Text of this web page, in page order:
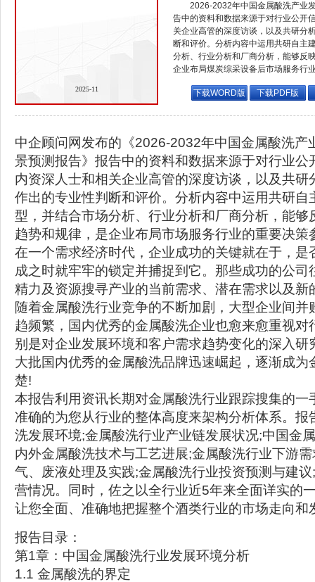
2025-11
2026-2032年中国金属酸洗产业
告中的资料和数据来源于对行业公开
关企业高管的深度访谈，以及共研分
断和评价。分析内容中运用共研自主
分析、行业分析和厂商分析，能够反
企业布局煤炭综采设备后市场服务行
下载WORD版 下载PDF版
中企顾问网发布的《2026-2032年中国金属酸洗产
景预测报告》报告中的资料和数据来源于对行业公
内资深人士和相关企业高管的深度访谈，以及共研
作出的专业性判断和评价。分析内容中运用共研自
型，并结合市场分析、行业分析和厂商分析，能够
趋势和规律，是企业布局市场服务行业的重要决策
在一个需求经济时代，企业成功的关键就在于，是
成之时就牢牢的锁定并捕捉到它。那些成功的公司
精力及资源搜寻产业的当前需求、潜在需求以及新
随着金属酸洗行业竞争的不断加剧，大型企业间并
趋频繁，国内优秀的金属酸洗企业也愈来愈重视对
别是对企业发展环境和客户需求趋势变化的深入研
大批国内优秀的金属酸洗品牌迅速崛起，逐渐成为
楚!
本报告利用资讯长期对金属酸洗行业跟踪搜集的一
准确的为您从行业的整体高度来架构分析体系。报
洗发展环境;金属酸洗行业产业链发展状况;中国金
内外金属酸洗技术与工艺进展;金属酸洗行业下游
气、废液处理及实践;金属酸洗行业投资预测与建
营情况。同时，佐之以全行业近5年来全面详实的
让您全面、准确地把握整个酒类行业的市场走向和
报告目录：
第1章：中国金属酸洗行业发展环境分析
1.1 金属酸洗的界定